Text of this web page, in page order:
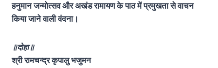
हनुमान जन्मोत्सव और अखंड रामायण के पाठ में प्रमुखता से वाचन
किया जाने वाली वंदना।
॥दोहा॥
श्री रामचन्द्र कृपालु भजुमन